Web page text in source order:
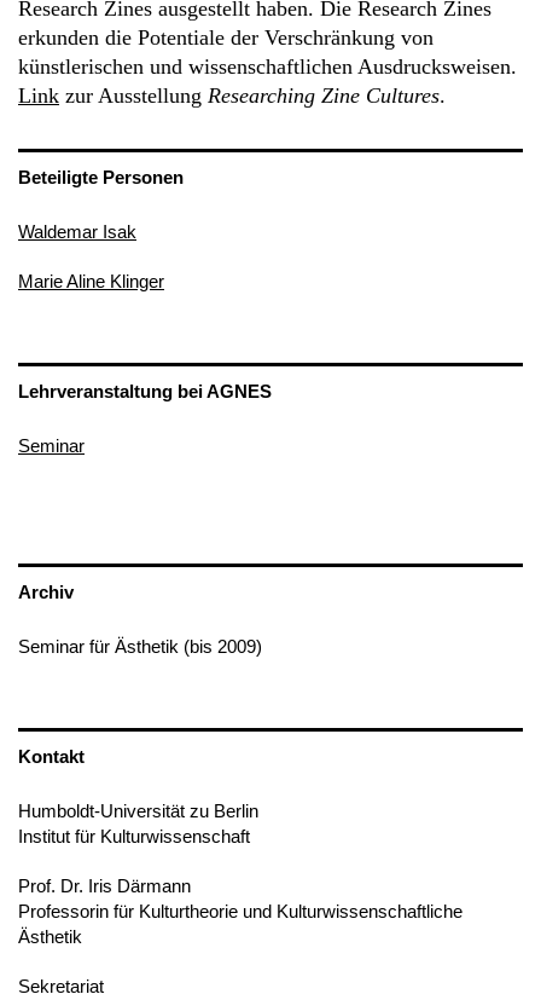
Research Zines ausgestellt haben. Die Research Zines
erkunden die Potentiale der Verschränkung von
künstlerischen und wissenschaftlichen Ausdrucksweisen.
Link zur Ausstellung Researching Zine Cultures.
Beteiligte Personen
Waldemar Isak
Marie Aline Klinger
Lehrveranstaltung bei AGNES
Seminar
Archiv
Seminar für Ästhetik (bis 2009)
Kontakt
Humboldt-Universität zu Berlin
Institut für Kulturwissenschaft
Prof. Dr. Iris Därmann
Professorin für Kulturtheorie und Kulturwissenschaftliche
Ästhetik
Sekretariat